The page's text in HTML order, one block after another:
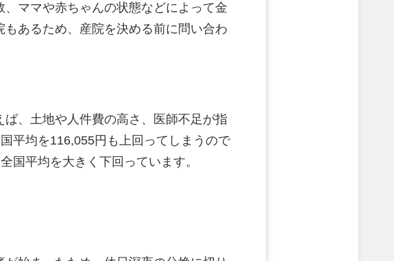
ママや赤ちゃんの状態などによって金
あるため、産院を決める前に問い合わ
、土地や人件費の高さ、医師不足が指
平均を116,055円も上回ってしまうので
国平均を大きく下回っています。